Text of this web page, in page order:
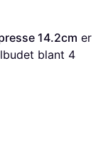
14.2cm
blant 4